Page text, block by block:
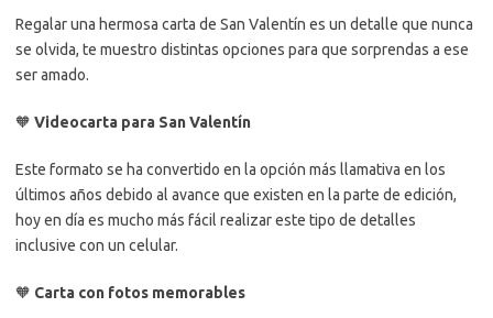
Regalar una hermosa carta de San Valentín es un detalle que nunca
se olvida, te muestro distintas opciones para que sorprendas a ese
ser amado.
🧡 Videocarta para San Valentín
Este formato se ha convertido en la opción más llamativa en los
últimos años debido al avance que existen en la parte de edición,
hoy en día es mucho más fácil realizar este tipo de detalles
inclusive con un celular.
🧡 Carta con fotos memorables